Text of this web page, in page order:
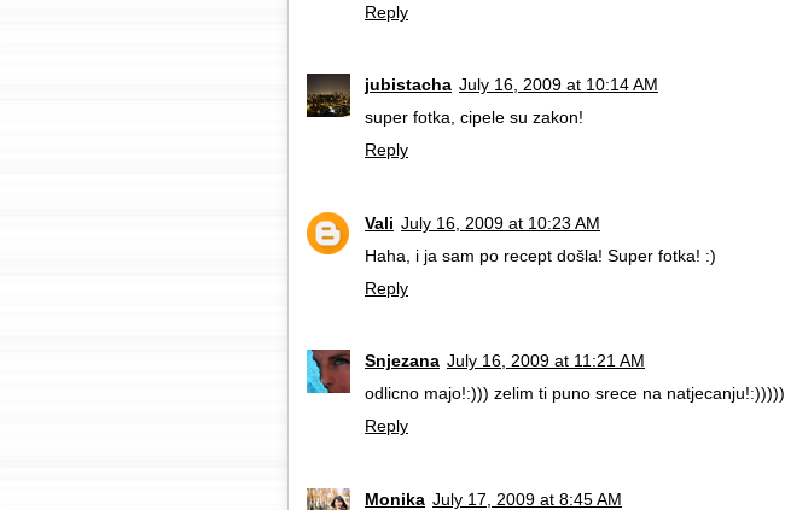
Reply
jubistacha July 16, 2009 at 10:14 AM
super fotka, cipele su zakon!
Reply
Vali July 16, 2009 at 10:23 AM
Haha, i ja sam po recept došla! Super fotka! :)
Reply
Snjezana July 16, 2009 at 11:21 AM
odlicno majo!:))) zelim ti puno srece na natjecanju!:)))))
Reply
Monika July 17, 2009 at 8:45 AM